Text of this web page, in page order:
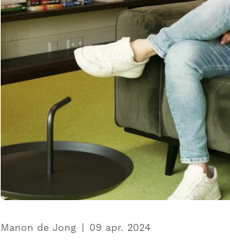
Manon de Jong 09 apr. 2024